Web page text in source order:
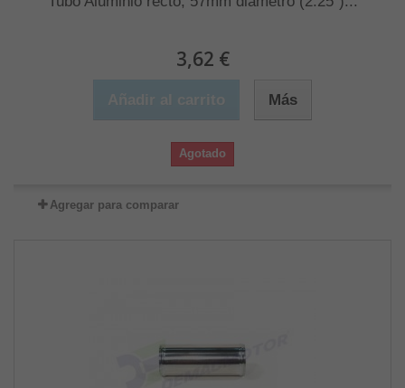
3,62 €
Más
Agotado
Agregar para comparar